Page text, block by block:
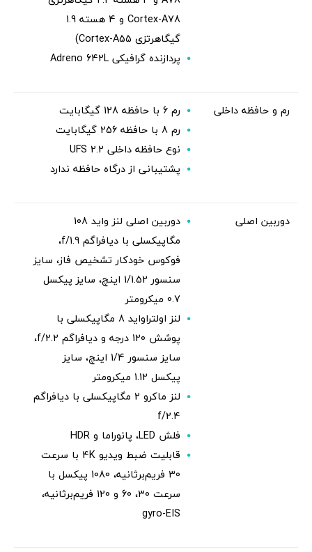
Cortex-A78 و 4 هسته 1.9
گیگاهرتزی Cortex-A55)
پردازنده گرافیکی Adreno 642L
رم و حافظه داخلی
رم 6 با حافظه 128 گیگابایت
رم 8 با حافظه 256 گیگابایت
نوع حافظه داخلی UFS 2.2
پشتیبانی از درگاه حافظه ندارد
دوربین اصلی
دوربین اصلی لنز واید 108
مگاپیکسلی با دیافراگم f/1.9،
فوکوس خودکار تشخیص فاز، سایز
سنسور 1/1.52 اینچ، سایز پیکسل
0.7 میکرومتر
لنز اولتراواید 8 مگاپیکسلی با
پوشش 120 درجه و دیافراگم f/2.2،
سایز سنسور 1/4 اینچ، سایز
پیکسل 1.12 میکرومتر
لنز ماکرو 2 مگاپیکسلی با دیافراگم
f/2.4
فلش LED، پانوراما و HDR
قابلیت ضبط ویدیو 4K با سرعت
30 فریم‌برثانیه، 1080 پیکسل با
سرعت 30، 60 و 120 فریم‌برثانیه،
gyro-EIS